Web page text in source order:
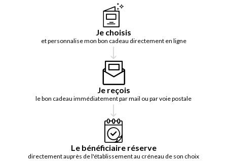
Je choisis
et personnalise mon bon cadeau directement en ligne
Je reçois
le bon cadeau immédiatement par mail ou par voie postale
Le bénéficiaire réserve
directement auprès de l'établissement au créneau de son choix